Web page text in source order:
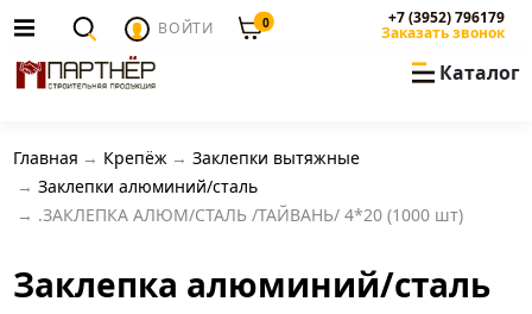
ВОЙТИ 0 +7 (3952) 796179
Заказать звонок
Каталог
Главная Крепёж
Заклепки вытяжные
Заклепки алюминий/сталь
.ЗАКЛЕПКА АЛЮМ/СТАЛЬ /ТАЙВАНЬ/ 4*20 (1000 шт)
Заклепка алюминий/сталь